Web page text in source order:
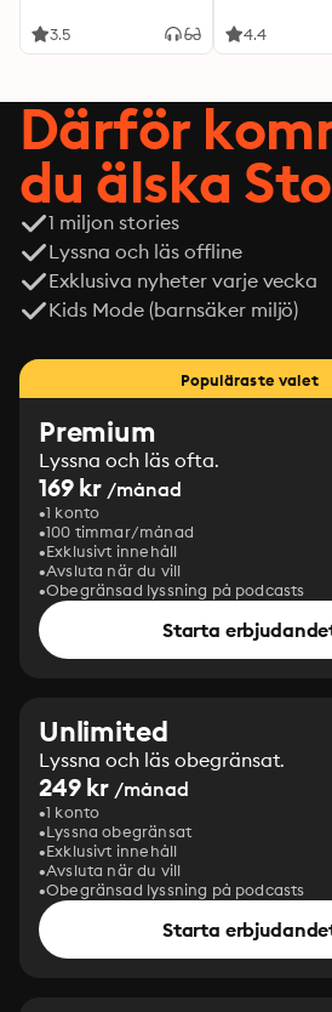
3.5 4.4
Därför
du älska
1 miljon stories
Lyssna och läs offline
Exklusiva nyheter varje vecka
Kids Mode (barnsäker miljö)
Populäraste valet
Premium
Lyssna och läs ofta.
169 kr /månad
1 konto
100 timmar/månad
Exklusivt innehåll
Avsluta när du vill
Obegränsad lyssning på podcasts
Starta
Unlimited
Lyssna och läs obegränsat.
249 kr /månad
1 konto
Lyssna obegränsat
Exklusivt innehåll
Avsluta när du vill
Obegränsad lyssning på podcasts
Starta